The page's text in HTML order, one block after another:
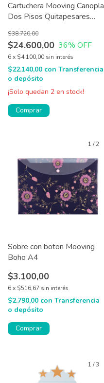
Cartuchera Mooving Canopla
Dos Pisos Quitapesares
$24.600,00
$38.720,00
36% OFF
6x $4.100,00 sin interés
$22.140,00 con Transferencia
o depósito
¡Solo quedan 2 en stock!
Comprar
1 /2
Sobre con boton Mooving
Boho A4
$3.100,00
6x $516,67 sin interés
$2.790,00 con Transferencia
o depósito
1 /3